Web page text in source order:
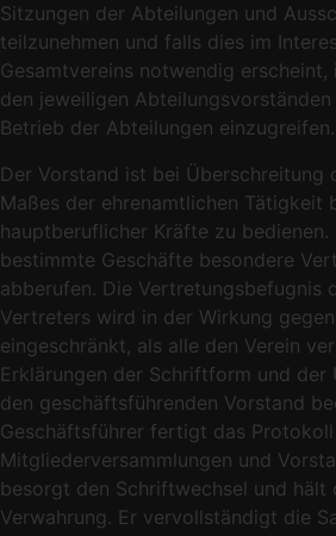
Sitzungen der Abteilungen und
teilzunehmen und falls dies im
Gesamtvereins notwendig
den jeweiligen
Betrieb der Abteilungen einzugreifen.
Der Vorstand ist bei Überschreitung
Maßes der ehrenamtlichen Tätigkeit
hauptberuflicher Kräfte zu bedienen.
bestimmte Geschäfte besondere
abberufen. Die Vertretungsbefugnis
Vertreters wird in der Wirkung
eingeschränkt, als alle den Verein
Erklärungen der Schriftform und der
den geschäftsführenden Vorstand
Geschäftsführer fertigt das
Mitgliederversammlungen und
besorgt den Schriftwechsel und hält
Verwahrung. Er vervollständigt die